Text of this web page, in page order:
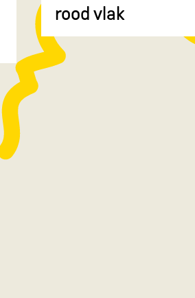
rood vlak